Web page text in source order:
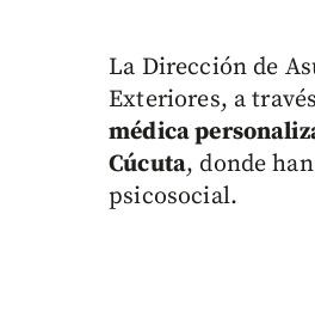
La Dirección de
Exteriores, a
médica
Cúcuta, donde
psicosocial.